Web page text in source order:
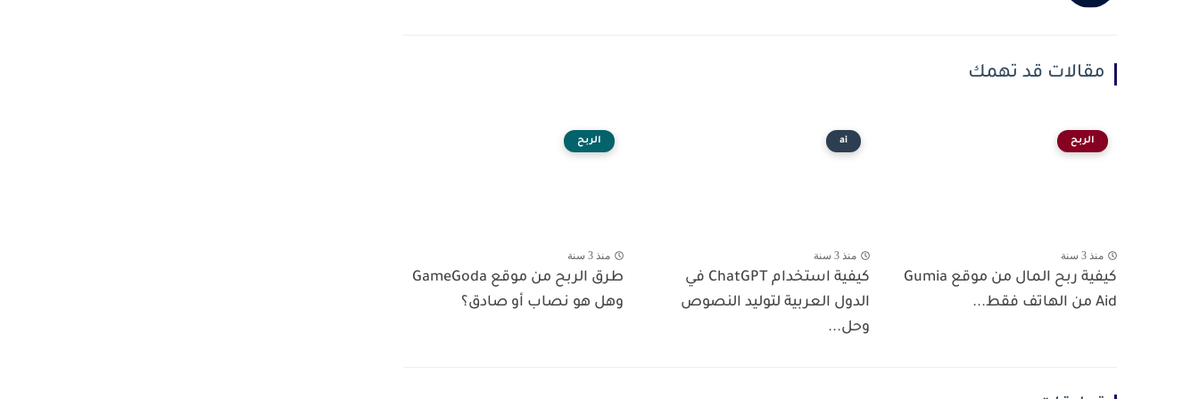
مقالات قد تهمك
الربح
منذ 3 سنة
كيفية ربح المال من موقع Gumia
Aid من الهاتف فقط...
ai
منذ 3 سنة
كيفية استخدام ChatGPT في
الدول العربية لتوليد النصوص
وحل...
الربح
منذ 3 سنة
طرق الربح من موقع GameGoda
وهل هو نصاب أو صادق؟